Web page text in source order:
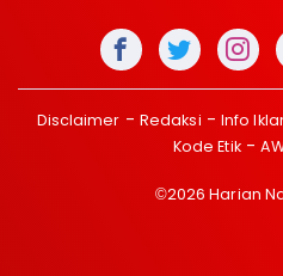
Disclaimer Redaksi Info
Kode Etik
©2026 Harian